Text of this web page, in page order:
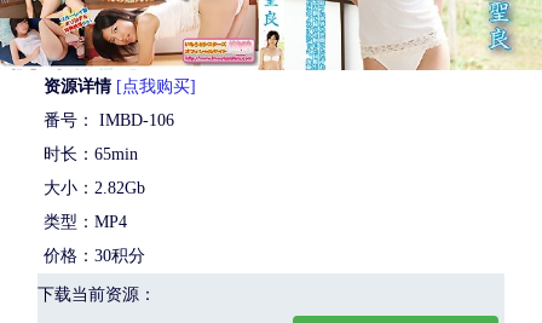
资源详情 [点我购买]
番号： IMBD-106
时长：65min
大小：2.82Gb
类型：MP4
价格：30积分
下载当前资源：